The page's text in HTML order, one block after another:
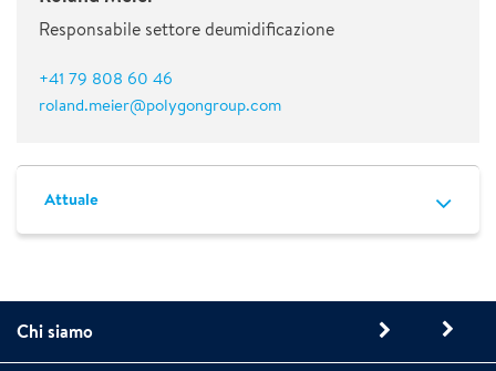
Responsabile settore deumidificazione
+41 79 808 60 46
roland.meier@polygongroup.com
Attuale
Chi siamo